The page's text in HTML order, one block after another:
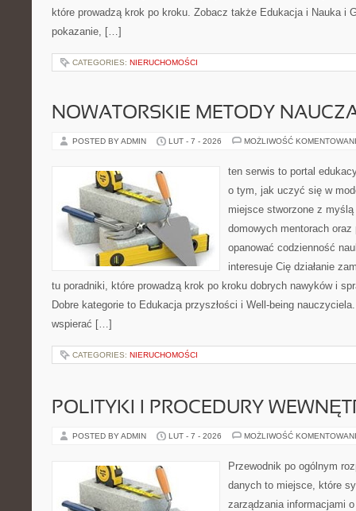
które prowadzą krok po kroku. Zobacz także Edukacja i Nauka i
pokazanie, […]
CATEGORIES: NIERUCHOMOŚCI
NOWATORSKIE METODY
POSTED BY ADMIN LUT - 7 - 2026 MOŻLIWOŚĆ
ten serwis to portal
o tym, jak uczyć się w
miejsce stworzone z
domowych mentorach
opanować codzienność
interesuje Cię działanie
tu poradniki, które prowadzą krok po kroku dobrych nawyków i
Dobre kategorie to Edukacja przyszłości i Well-being
wspierać […]
CATEGORIES: NIERUCHOMOŚCI
POLITYKI I PROCEDURY
POSTED BY ADMIN LUT - 7 - 2026 MOŻLIWOŚĆ
Przewodnik po ogólnym
danych to miejsce, które
zarządzania informacjami